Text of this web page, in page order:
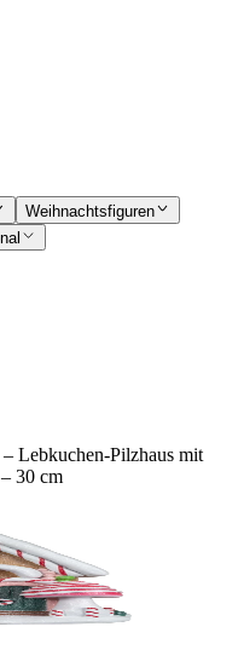
Weihnachtsfiguren
Lebkuchen-Pilzhaus mit
30 cm